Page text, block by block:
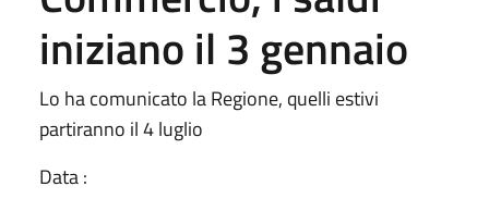
iniziano il 3 gennaio
Lo ha comunicato la Regione, quelli estivi
partiranno il 4 luglio
Data :